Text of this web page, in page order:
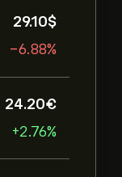
29.10‎$‎
-6.88%
24.20‎€‎
+2.76%